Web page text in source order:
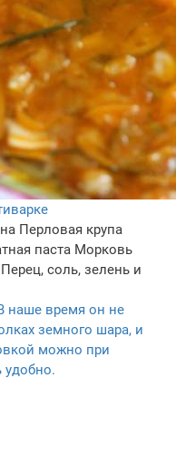
Перловая крупа
паста Морковь
Перец, соль, зелень и
наше время он не
земного шара, и
можно при
удобно.